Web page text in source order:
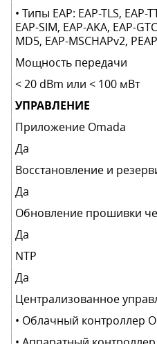
• Типы EAP: EAP-TLS, EAP-
EAP-SIM, EAP-AKA, EAP-
MD5, EAP-MSCHAPv2,
Мощность передачи
< 20 dBm или < 100 мВт
УПРАВЛЕНИЕ
Приложение Omada
Да
Восстановление и
Да
Обновление прошивки
Да
NTP
Да
Централизованное
• Облачный контроллер